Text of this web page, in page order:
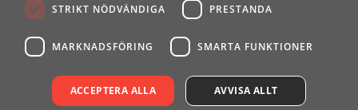
STRIKT NÖDVÄNDIGA PRESTANDA
MARKNADSFÖRING SMARTA FUNKTIONER
ACCEPTERA ALLA AVVISA ALLT